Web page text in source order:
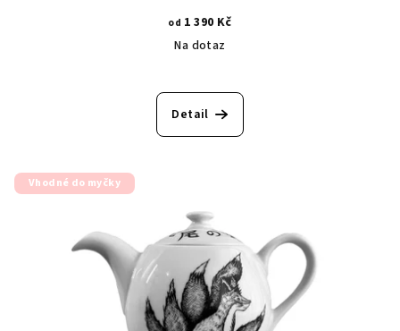
od 1 390 Kč
Na dotaz
Detail
Vhodné do myčky